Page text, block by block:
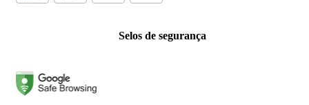
Selos de segurança